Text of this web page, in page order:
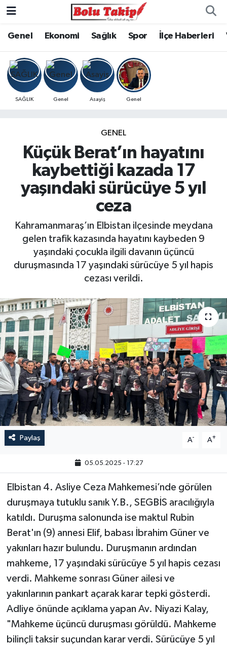
Genel Ekonomi Sağlık Spor İlçe Haberleri
SAĞLIK Genel Asayiş Genel
GENEL
Küçük Berat’ın hayatını
kaybettiği kazada 17
yaşındaki sürücüye 5 yıl
ceza
Kahramanmaraş’ın Elbistan ilçesinde meydana
gelen trafik kazasında hayatını kaybeden 9
yaşındaki çocukla ilgili davanın üçüncü
duruşmasında 17 yaşındaki sürücüye 5 yıl hapis
cezası verildi.
Paylaş A- A+
05.05.2025 - 17:27
Elbistan 4. Asliye Ceza Mahkemesi’nde görülen
duruşmaya tutuklu sanık Y.B., SEGBİS aracılığıyla
katıldı. Duruşma salonunda ise maktul Rubin
Berat'ın (9) annesi Elif, babası İbrahim Güner ve
yakınları hazır bulundu. Duruşmanın ardından
mahkeme, 17 yaşındaki sürücüye 5 yıl hapis cezası
verdi. Mahkeme sonrası Güner ailesi ve
yakınlarının pankart açarak karar tepki gösterdi.
Adliye önünde açıklama yapan Av. Niyazi Kalay,
"Mahkeme üçüncü duruşması görüldü. Mahkeme
bilinçli taksir suçundan karar verdi. Sürücüye 5 yıl